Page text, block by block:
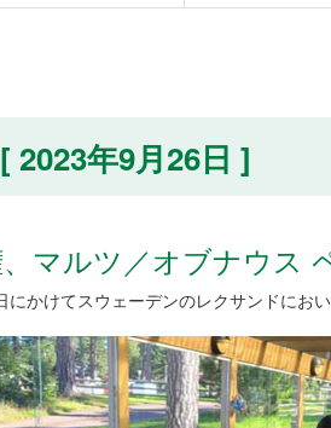
2023年9月26日 ]
マルツ／オブナウス
かけてスウェーデンのレクサンドにお